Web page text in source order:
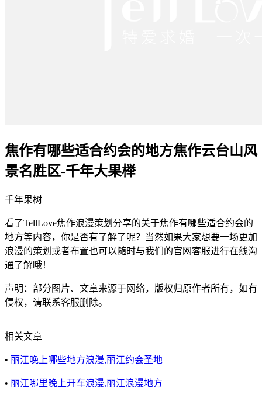
焦作有哪些适合约会的地方焦作云台山风
景名胜区-千年大果榉
千年果树
看了TellLove焦作浪漫策划分享的关于焦作有哪些适合约会的
地方等内容，你是否有了解了呢？当然如果大家想要一场更加
浪漫的策划或者布置也可以随时与我们的官网客服进行在线沟
通了解哦！
声明：部分图片、文章来源于网络，版权归原作者所有，如有
侵权，请联系客服删除。
相关文章
• 丽江晚上哪些地方浪漫,丽江约会圣地
• 丽江哪里晚上开车浪漫,丽江浪漫地方